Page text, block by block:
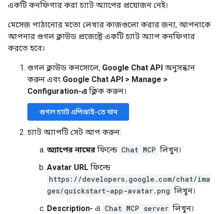
একটি কনফিগার করা চ্যাট অ্যাপের প্রয়োজন নেই।
মেসেজ পাঠানোর মতো লেখার কাজগুলো করার জন্য, আপনাকে
আপনার গুগল ক্লাউড প্রজেক্টে একটি চ্যাট অ্যাপ কনফিগার
করতে হবে।
গুগল ক্লাউড কনসোলে, Google Chat API অনুসন্ধান
করুন এবং Google Chat API > Manage >
Configuration-এ ক্লিক করুন।
গুগল চ্যাট এপিআই-তে যান
চ্যাট অ্যাপটি সেট আপ করুন:
অ্যাপের নামের ফিল্ডে Chat MCP লিখুন।
Avatar URL ফিল্ডে
https://developers.google.com/chat/ima
ges/quickstart-app-avatar.png লিখুন।
Description- এ Chat MCP server লিখুন।